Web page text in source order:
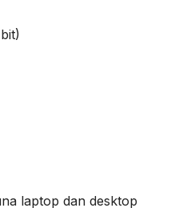
laptop dan desktop